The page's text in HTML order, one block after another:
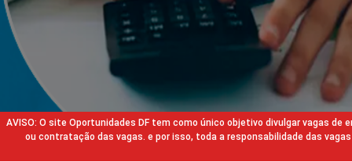
AVISO: O site Oportunidades DF tem como único objetivo divulgar vagas
ou contratação das vagas. e por isso, toda a responsabilidade das